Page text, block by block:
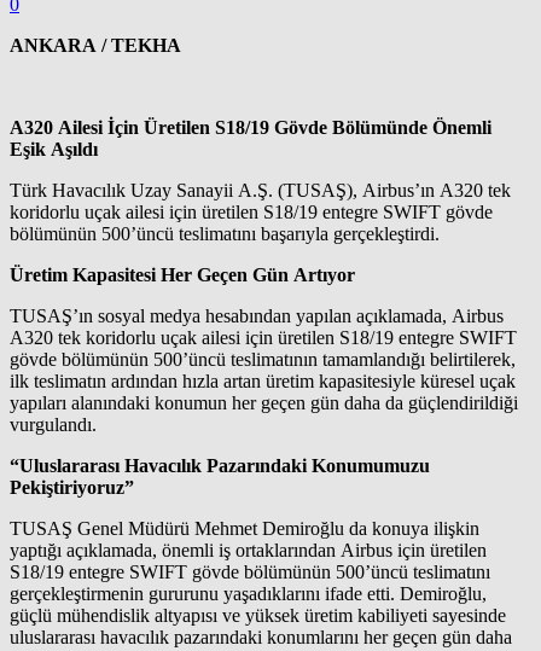
0
ANKARA / TEKHA
A320 Ailesi İçin Üretilen S18/19 Gövde Bölümünde Önemli
Eşik Aşıldı
Türk Havacılık Uzay Sanayii A.Ş. (TUSAŞ), Airbus’ın A320 tek
koridorlu uçak ailesi için üretilen S18/19 entegre SWIFT gövde
bölümünün 500’üncü teslimatını başarıyla gerçekleştirdi.
Üretim Kapasitesi Her Geçen Gün Artıyor
TUSAŞ’ın sosyal medya hesabından yapılan açıklamada, Airbus
A320 tek koridorlu uçak ailesi için üretilen S18/19 entegre SWIFT
gövde bölümünün 500’üncü teslimatının tamamlandığı belirtilerek,
ilk teslimatın ardından hızla artan üretim kapasitesiyle küresel uçak
yapıları alanındaki konumun her geçen gün daha da güçlendirildiği
vurgulandı.
“Uluslararası Havacılık Pazarındaki Konumumuzu
Pekiştiriyoruz”
TUSAŞ Genel Müdürü Mehmet Demiroğlu da konuya ilişkin
yaptığı açıklamada, önemli iş ortaklarından Airbus için üretilen
S18/19 entegre SWIFT gövde bölümünün 500’üncü teslimatını
gerçekleştirmenin gururunu yaşadıklarını ifade etti. Demiroğlu,
güçlü mühendislik altyapısı ve yüksek üretim kabiliyeti sayesinde
uluslararası havacılık pazarındaki konumlarını her geçen gün daha